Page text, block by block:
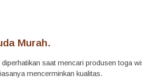
Murah.
saat mencari produsen toga
mencerminkan kualitas.